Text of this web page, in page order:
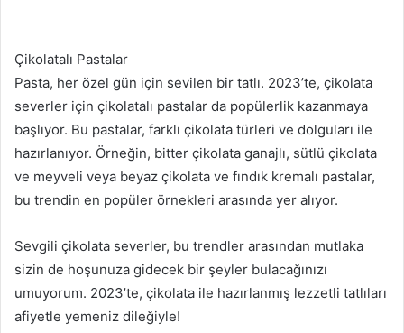
Çikolatalı Pastalar
Pasta, her özel gün için sevilen bir tatlı. 2023’te, çikolata
severler için çikolatalı pastalar da popülerlik kazanmaya
başlıyor. Bu pastalar, farklı çikolata türleri ve dolguları ile
hazırlanıyor. Örneğin, bitter çikolata ganajlı, sütlü çikolata
ve meyveli veya beyaz çikolata ve fındık kremalı pastalar,
bu trendin en popüler örnekleri arasında yer alıyor.
Sevgili çikolata severler, bu trendler arasından mutlaka
sizin de hoşunuza gidecek bir şeyler bulacağınızı
umuyorum. 2023’te, çikolata ile hazırlanmış lezzetli tatlıları
afiyetle yemeniz dileğiyle!